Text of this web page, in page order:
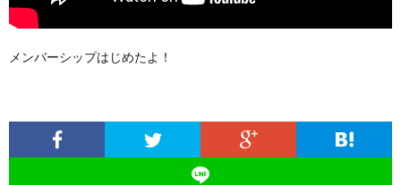
メンバーシップはじめたよ！